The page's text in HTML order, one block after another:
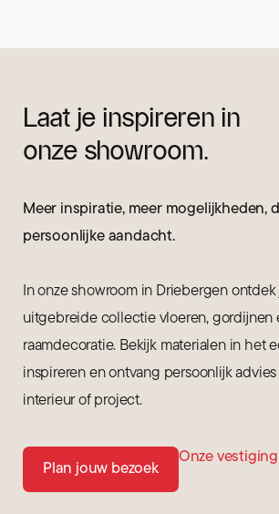
Laat je inspireren in
onze showroom.
Meer inspiratie, meer mogelijkheden,
persoonlijke aandacht.
In onze showroom in Driebergen
uitgebreide collectie vloeren, gordijnen
raamdecoratie. Bekijk materialen in het
inspireren en ontvang persoonlijk
interieur of project.
Plan jouw bezoek
Onze vestiging